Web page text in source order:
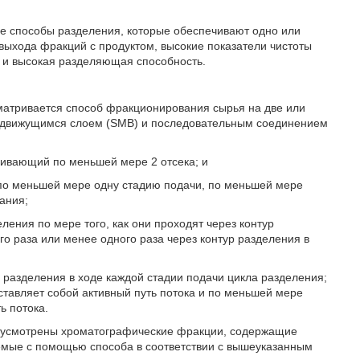
способы разделения, которые обеспечивают одно или
фракций с продуктом, высокие показатели чистоты
высокая разделяющая способность.
способ фракционирования сырья на две или
слоем (SMB) и последовательным соединением
по меньшей мере 2 отсека; и
меньшей мере одну стадию подачи, по меньшей мере
по мере того, как они проходят через контур
раза или менее одного раза через контур разделения в
в ходе каждой стадии подачи цикла разделения;
собой активный путь потока и по меньшей мере
потока.
хроматографические фракции, содержащие
с помощью способа в соответствии с вышеуказанным